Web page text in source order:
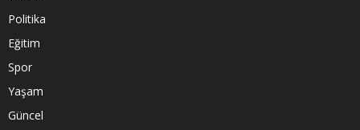
Politika
Eğitim
Spor
Yaşam
Güncel